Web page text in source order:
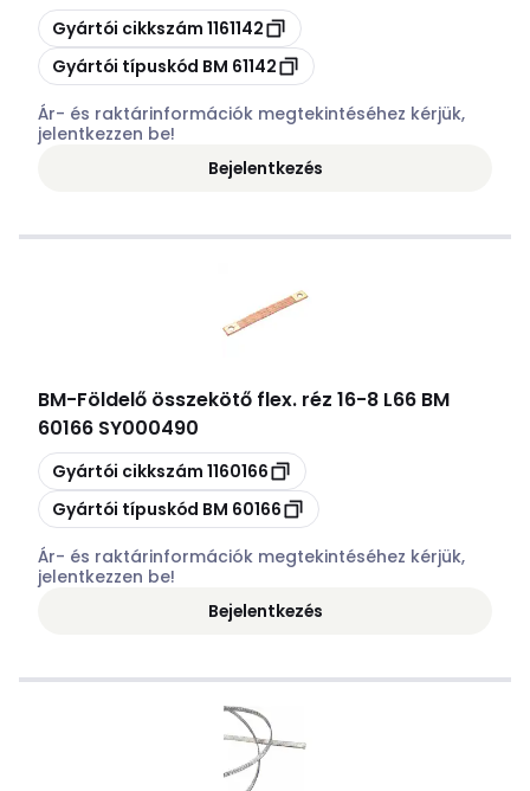
Másolás
Gyártói cikkszám 1161142
Másolás
Gyártói típuskód BM 61142
Ár- és raktárinformációk megtekintéséhez kérjük,
jelentkezzen be!
Bejelentkezés
BM-Földelő összekötő flex. réz 16-8 L66 BM
60166 SY000490
Másolás
Gyártói cikkszám 1160166
Másolás
Gyártói típuskód BM 60166
Ár- és raktárinformációk megtekintéséhez kérjük,
jelentkezzen be!
Bejelentkezés